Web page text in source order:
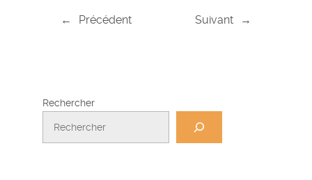
← Précédent Suivant →
Rechercher